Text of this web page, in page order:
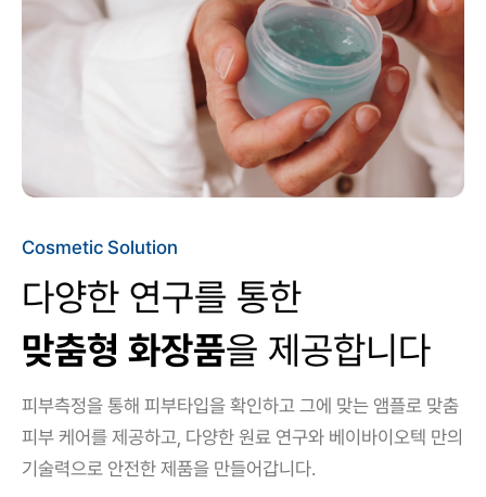
Cosmetic Solution
다양한 연구를 통한
맞춤형 화장품을 제공합니다
피부측정을 통해 피부타입을 확인하고 그에 맞는 앰플로 맞춤
피부 케어를 제공하고, 다양한 원료 연구와 베이바이오텍 만의
기술력으로 안전한 제품을 만들어갑니다.